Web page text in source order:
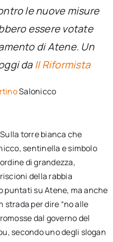
le nuove misure
essere votate
di Atene. Un
daIl Riformista
Salonicco
Sulla torre bianca che
sentinella e simbolo
di grandezza,
della rabbia
puntati su Atene, ma anche
strada per dire “no alle
dal governo del
secondo uno degli slogan